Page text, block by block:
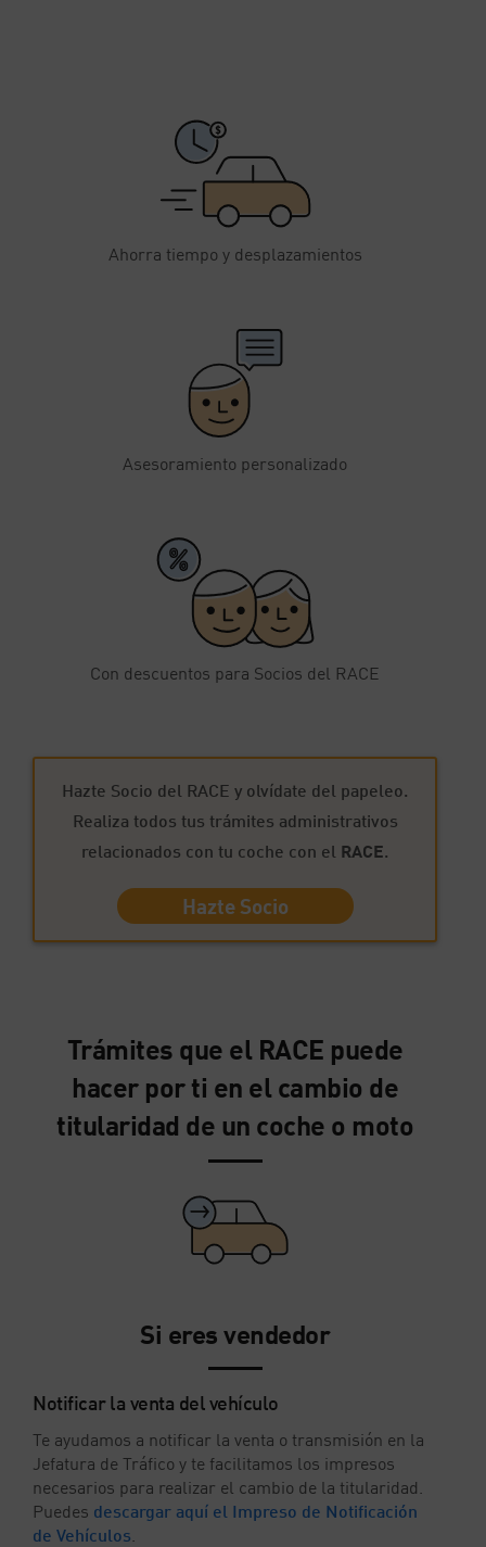
Ahorra tiempo y desplazamientos
Asesoramiento personalizado
Con descuentos para Socios del RACE
Hazte Socio del RACE y olvídate del papeleo.
Realiza todos tus trámites administrativos
relacionados con tu coche con el RACE.
Hazte Socio
Trámites que el RACE puede
hacer por ti en el cambio de
titularidad de un coche o moto
Si eres vendedor
Notificar la venta del vehículo
Te ayudamos a notificar la venta o transmisión en la
Jefatura de Tráfico y te facilitamos los impresos
necesarios para realizar el cambio de la titularidad.
Puedes descargar aquí el Impreso de Notificación
de Vehículos.